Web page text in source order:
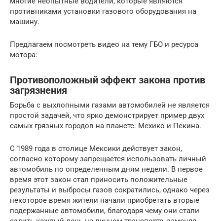
противниками установки газового оборудования на
машину.
Предлагаем посмотреть видео на тему ГБО и ресурса
мотора:
Противоположный эффект закона против
загрязнения
Борьба с выхлопными газами автомобилей не является
простой задачей, что ярко демонстрирует пример двух
самых грязных городов на планете: Мехико и Пекина.
С 1989 года в столице Мексики действует закон,
согласно которому запрещается использовать личный
автомобиль по определенным дням недели. В первое
время этот закон стал приносить положительные
результаты и выбросы газов сократились, однако через
некоторое время жители начали приобретать вторые
подержанные автомобили, благодаря чему они стали